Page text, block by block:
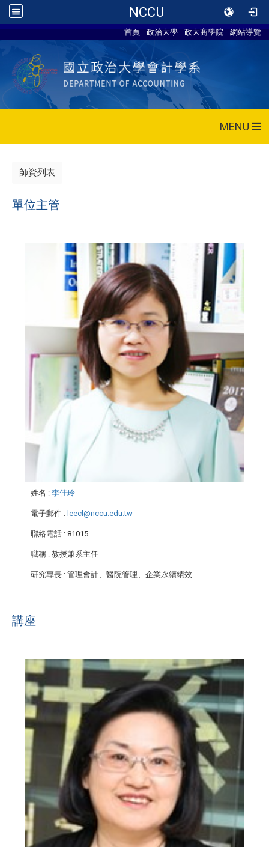
NCCU
首頁 政治大學 政大商學院 網站導覽
MENU
師資列表
單位主管
姓名 : 李佳玲
電子郵件 : leecl@nccu.edu.tw
聯絡電話 : 81015
職稱 : 教授兼系主任
研究專長 : 管理會計、醫院管理、企業永續績效
講座